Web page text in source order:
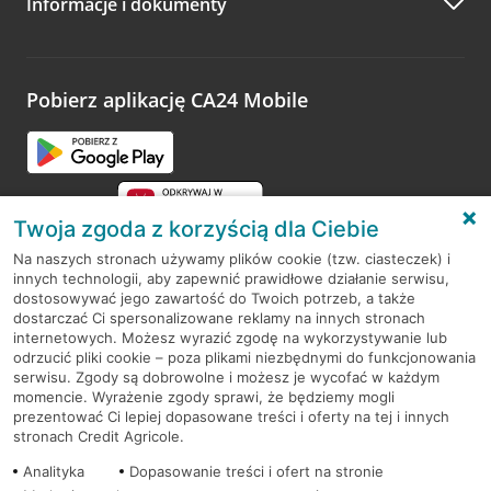
Zachęcamy do podzielenia się z nami opinią o wizycie.
opinie.
Pobierz aplikację CA24 Mobile
RODO
Regulamin serwisu
Mapa serwisu
PolitykaCookies
Twoja zgoda z korzyścią dla Ciebie
Na naszych stronach używamy plików cookie (tzw. ciasteczek) i
innych technologii, aby zapewnić prawidłowe działanie serwisu,
dostosowywać jego zawartość do Twoich potrzeb, a także
dostarczać Ci spersonalizowane reklamy na innych stronach
internetowych. Możesz wyrazić zgodę na wykorzystywanie lub
odrzucić pliki cookie – poza plikami niezbędnymi do funkcjonowania
serwisu. Zgody są dobrowolne i możesz je wycofać w każdym
momencie. Wyrażenie zgody sprawi, że będziemy mogli
prezentować Ci lepiej dopasowane treści i oferty na tej i innych
stronach Credit Agricole.
Analityka
Dopasowanie treści i ofert na stronie